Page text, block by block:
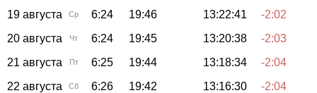
19 августа
Ср 6:24 19:46 13:22:41
-2:02
20 августа
Чт 6:24 19:45 13:20:38
-2:03
21 августа
Пт 6:25 19:44 13:18:34
-2:04
22 августа
Сб 6:26 19:42 13:16:30
-2:04